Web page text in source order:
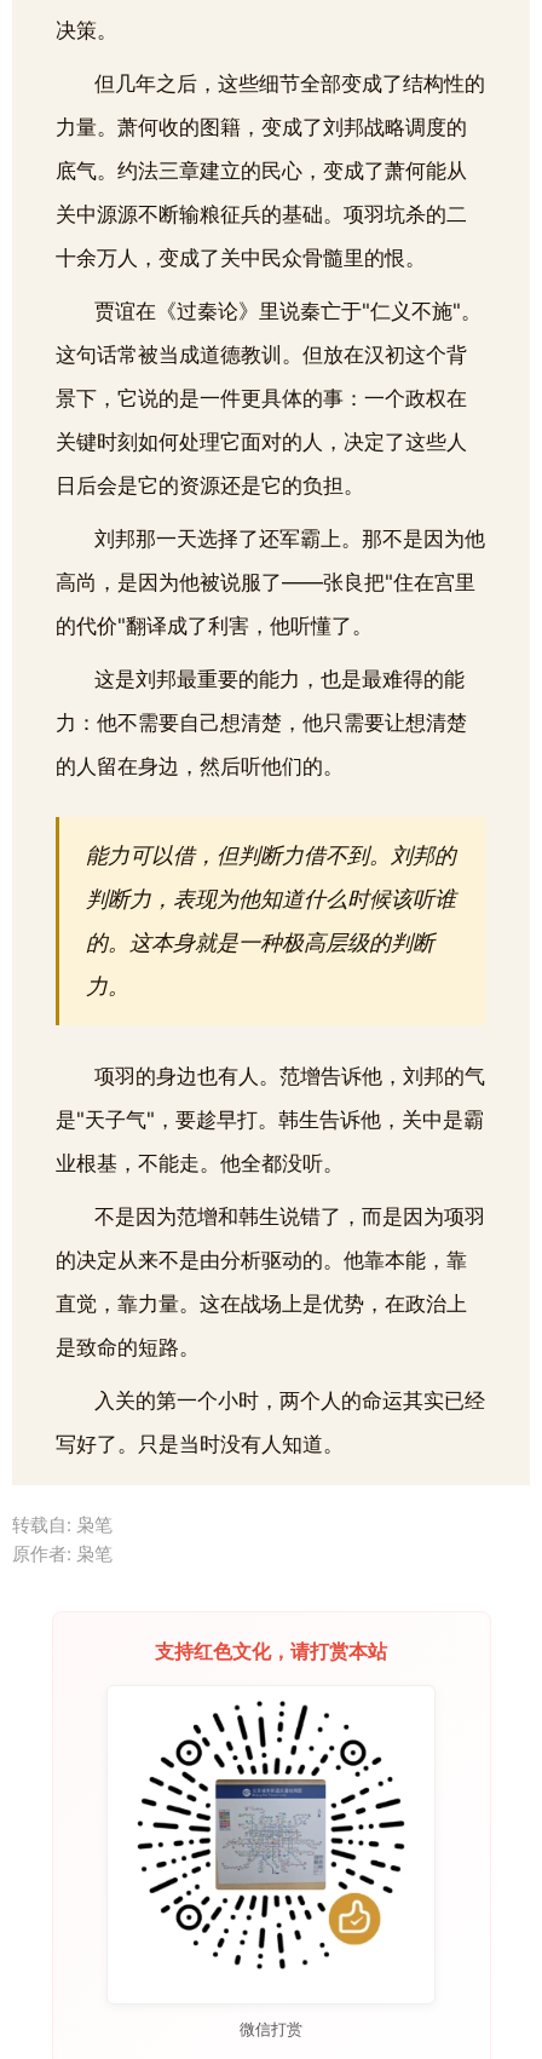
决策。
但几年之后，这些细节全部变成了结构性的
力量。萧何收的图籍，变成了刘邦战略调度的
底气。约法三章建立的民心，变成了萧何能从
关中源源不断输粮征兵的基础。项羽坑杀的二
十余万人，变成了关中民众骨髓里的恨。
贾谊在《过秦论》里说秦亡于"仁义不施"。
这句话常被当成道德教训。但放在汉初这个背
景下，它说的是一件更具体的事：一个政权在
关键时刻如何处理它面对的人，决定了这些人
日后会是它的资源还是它的负担。
刘邦那一天选择了还军霸上。那不是因为他
高尚，是因为他被说服了——张良把"住在宫里
的代价"翻译成了利害，他听懂了。
这是刘邦最重要的能力，也是最难得的能
力：他不需要自己想清楚，他只需要让想清楚
的人留在身边，然后听他们的。
能力可以借，但判断力借不到。刘邦的
判断力，表现为他知道什么时候该听谁
的。这本身就是一种极高层级的判断
力。
项羽的身边也有人。范增告诉他，刘邦的气
是"天子气"，要趁早打。韩生告诉他，关中是霸
业根基，不能走。他全都没听。
不是因为范增和韩生说错了，而是因为项羽
的决定从来不是由分析驱动的。他靠本能，靠
直觉，靠力量。这在战场上是优势，在政治上
是致命的短路。
入关的第一个小时，两个人的命运其实已经
写好了。只是当时没有人知道。
转载自: 枭笔
原作者: 枭笔
支持红色文化，请打赏本站
微信打赏